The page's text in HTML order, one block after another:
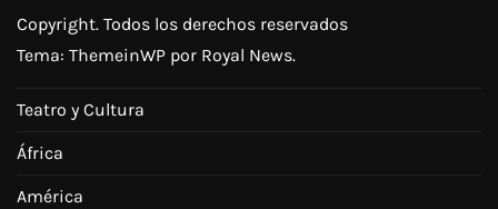
Copyright. Todos los derechos reservados
Tema: ThemeinWP por Royal News.
Teatro y Cultura
África
América